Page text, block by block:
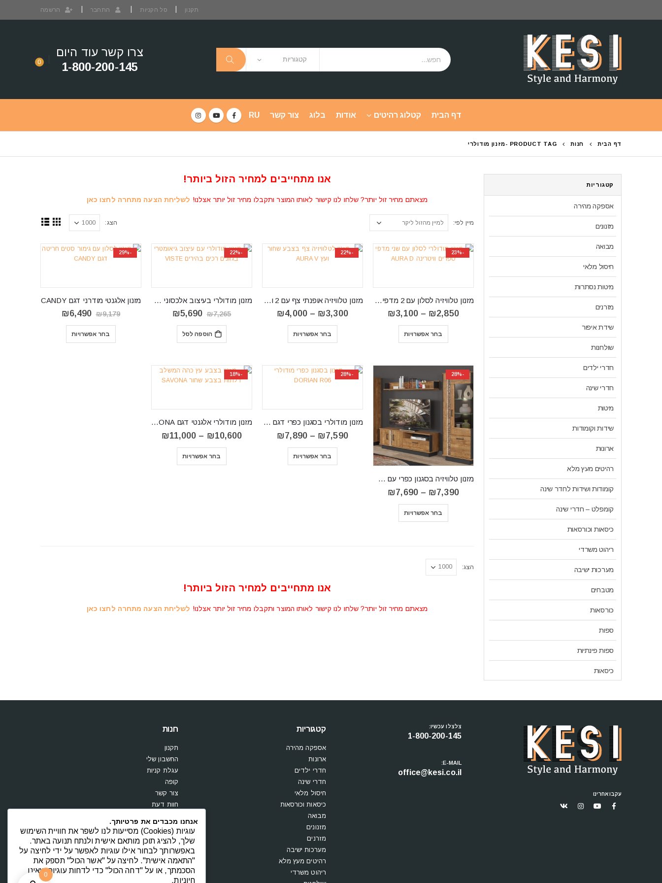
תקנון סל הקניות התחבר הרשמה
קטגוריות
צרו קשר עוד היום
1-800-200-145
0
דף הבית קטלוג רהיטים אודות בלוג צור קשר RU
דף הבית חנות PRODUCT TAG - מזנון מודולרי
אנו מתחייבים למחיר הזול ביותר!
מצאתם מחיר זול יותר? שלחו לנו קישור לאותו המוצר ותקבלו מחיר זול יותר אצלנו! לשליחת הצעה מתחרה לחצו כאן
מיין לפי: הצג:
-23%
מזנון טלוויזיה לסלון עם 2 מדפים צפים דגם AURA D
₪2,850
–
₪3,100
טווח
בחר אפשרויות
-22%
מזנון טלוויזיה אופנתי צף עם 2 ויטרינות דגם AURA V
₪3,300
–
₪4,000
טווח
בחר אפשרויות
-22%
מזנון מודולרי בעיצוב אלכסוני דגם VISTE
₪7,265
המחיר
היה:
₪7,265.
₪5,690
הוספה לסל
-29%
מזנון אלגנטי מודרני דגם CANDY
₪9,179
המחיר
היה:
₪6,490
בחר אפשרויות
-28%
מזנון טלוויזיה בסגנון כפרי עם שתי ויטרינות דגם DORIAN R07
₪7,390
–
₪7,690
טווח
בחר אפשרויות
-28%
מזנון מודולרי בסגנון כפרי דגם DORIAN R06
₪7,590
–
₪7,890
טווח
בחר אפשרויות
-18%
מזנון מודולרי אלגנטי דגם SAVONA
₪10,600
–
₪11,000
בחר אפשרויות
הצג:
אנו מתחייבים למחיר הזול ביותר!
מצאתם מחיר זול יותר? שלחו לנו קישור לאותו המוצר ותקבלו מחיר זול יותר אצלנו! לשליחת הצעה מתחרה לחצו כאן
קטגוריות
אספקה מהירה
מזנונים
מבואה
חיסול מלאי
מיטות נסתרות
מזרנים
שידת איפור
שולחנות
חדרי ילדים
חדרי שינה
מיטות
שידות וקומודות
ארונות
רהיטים מעץ מלא
קומודות ושידות לחדר שינה
קומפלט – חדרי שינה
כיסאות וכורסאות
ריהוט משרדי
מערכות ישיבה
מטבחים
כורסאות
ספות
ספות פינתיות
כיסאות
עקבו אחרינו
צלצלו עכשיו:
1-800-200-145
E-MAIL:
office@kesi.co.il
קטגוריות
אספקה מהירה
ארונות
חדרי ילדים
חדרי שינה
חיסול מלאי
כיסאות וכורסאות
מבואה
מזנונים
מזרנים
מערכות ישיבה
רהיטים מעץ מלא
ריהוט משרדי
חנות
תקנון
החשבון שלי
עגלת קניות
קופה
צור קשר
חוות דעת
אנחנו מכבדים את פרטיותך.
עוגיות (Cookies) מסייעות לנו לשפר את חוויית השימוש
שלך, להציג תוכן מותאם אישית ולנתח תנועה באתר.
באפשרותך לבחור אילו עוגיות לאפשר על ידי לחיצה על
"התאמה אישית". לחיצה על "אשר הכול" תספק את
הסכמתך, או על "דחה הכול" כדי לדחות עוגיות שאינן
חיוניות.
0